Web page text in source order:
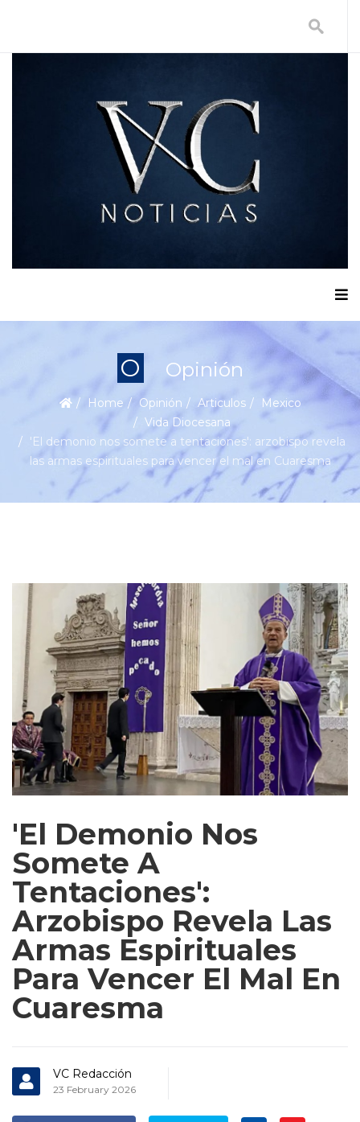
O Opinión
Home Opinión Articulos
Mexico
Vida Diocesana
'El demonio nos somete a tentaciones': arzobispo revela
las armas espirituales para vencer el mal en Cuaresma
'El Demonio Nos
Somete A
Tentaciones':
Arzobispo Revela Las
Armas Espirituales
Para Vencer El Mal En
Cuaresma
VC Redacción
23 February 2026